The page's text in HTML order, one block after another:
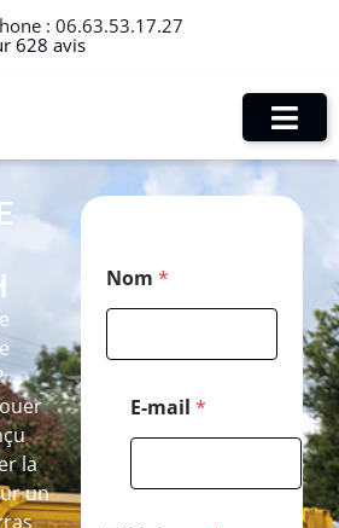
: 06.63.53.17.27
628 avis
la
un
Nom *
E-mail *
o
m
C
o
d
e